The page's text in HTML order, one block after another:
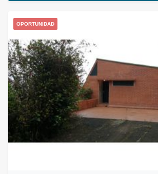
OPORTUNIDAD